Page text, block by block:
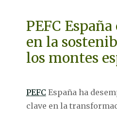
PEFC
en la
los montes
PEFCEspaña ha
clave en la